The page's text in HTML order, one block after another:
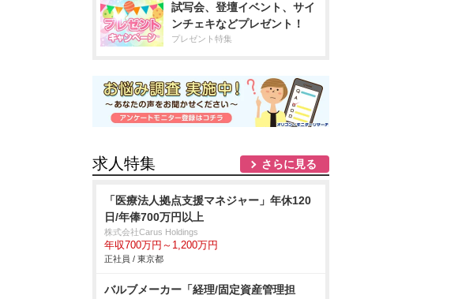
試写会、登壇イベント、サイ
ンチェキなどプレゼント！
プレゼント特集
求人特集 さらに見る
「医療法人拠点支援マネジャー」年休120
日/年俸700万円以上
株式会社Carus Holdings
年収700万円～1,200万円
正社員 / 東京都
バルブメーカー「経理/固定資産管理担